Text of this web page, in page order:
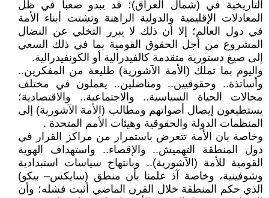
التاريخية في (شمال العراق)؛ قد يبدو صعبا في ظل
المعادلات الإقليمية والدولية الراهنة وتشتت أبناء الأمة
في دول العالم؛ إلا أن ذلك لا يبرر التخلي عن النضال
المشروع من أجل الحقوق القومية بما في ذلك السعي
إلى صيغ دستورية متقدمة كالفيدرالية أو الكونفيدرالية.
واليوم بما تملك (الأمة الآشورية) طليعة من المفكرين..
وأساتذة.. وحقوقيين.. ومناضلين.. يعملون في مختلف
مجالات الحياة السياسية.. والاجتماعية.. والاقتصادية؛
يستطيعون إيصال أصواتهم ومطالب (الأمة الآشورية) إلى
المنظمات الدولة والحقوقية وهيئات الأمم المتحدة .
وخاصة بان الأمة تتعرض باستمرار من مراكز القرار في
دول المنطقة التهميش.. والإقصاء.. واستهداف الهوية
القومية للأمة (الآشورية).. وبانتهاج سياسات استبدادية
وشوفينية، وخاصة آذ علمنا بأن منطق (سايكس– بيكو)
الذي حكم المنطقة خلال القرن الماضي أثبت فشله؛ وأن